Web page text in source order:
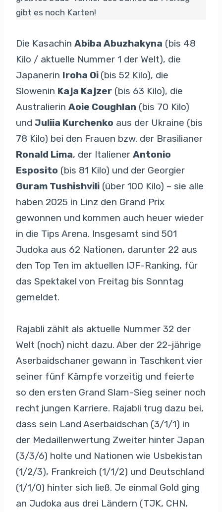
gibt es noch Karten!
Die Kasachin Abiba Abuzhakyna (bis 48
Kilo / aktuelle Nummer 1 der Welt), die
Japanerin Iroha Oi (bis 52 Kilo), die
Slowenin Kaja Kajzer (bis 63 Kilo), die
Australierin Aoie Coughlan (bis 70 Kilo)
und Juliia Kurchenko aus der Ukraine (bis
78 Kilo) bei den Frauen bzw. der Brasilianer
Ronald Lima, der Italiener Antonio
Esposito (bis 81 Kilo) und der Georgier
Guram Tushishvili (über 100 Kilo) – sie alle
haben 2025 in Linz den Grand Prix
gewonnen und kommen auch heuer wieder
in die Tips Arena. Insgesamt sind 501
Judoka aus 62 Nationen, darunter 22 aus
den Top Ten im aktuellen IJF-Ranking, für
das Spektakel von Freitag bis Sonntag
gemeldet.
Rajabli zählt als aktuelle Nummer 32 der
Welt (noch) nicht dazu. Aber der 22-jährige
Aserbaidschaner gewann in Taschkent vier
seiner fünf Kämpfe vorzeitig und feierte
so den ersten Grand Slam-Sieg seiner noch
recht jungen Karriere. Rajabli trug dazu bei,
dass sein Land Aserbaidschan (3/1/1) in
der Medaillenwertung Zweiter hinter Japan
(3/3/6) holte und Nationen wie Usbekistan
(1/2/3), Frankreich (1/1/2) und Deutschland
(1/1/0) hinter sich ließ. Je einmal Gold ging
an Judoka aus drei Ländern (TJK, CHN,